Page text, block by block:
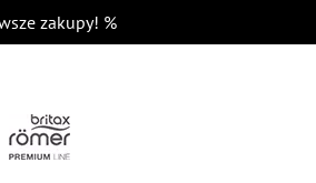
zakupy! %